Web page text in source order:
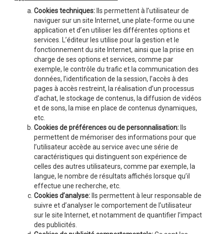
Cookies techniques: Ils permettent à l’utilisateur de
naviguer sur un site Internet, une plate-forme ou une
application et d’en utiliser les différentes options et
services. L’éditeur les utilise pour la gestion et le
fonctionnement du site Internet, ainsi que la prise en
charge de ses options et services, comme par
exemple, le contrôle du trafic et la communication des
données, l’identification de la session, l’accès à des
pages à accès restreint, la réalisation d’un processus
d’achat, le stockage de contenus, la diffusion de vidéos
et de sons, la mise en place de contenus dynamiques,
etc.
Cookies de préférences ou de personnalisation: Ils
permettent de mémoriser des informations pour que
l’utilisateur accède au service avec une série de
caractéristiques qui distinguent son expérience de
celles des autres utilisateurs, comme par exemple, la
langue, le nombre de résultats affichés lorsque qu’il
effectue une recherche, etc.
Cookies d’analyse: Ils permettent à leur responsable de
suivre et d’analyser le comportement de l’utilisateur
sur le site Internet, et notamment de quantifier l’impact
des publicités.